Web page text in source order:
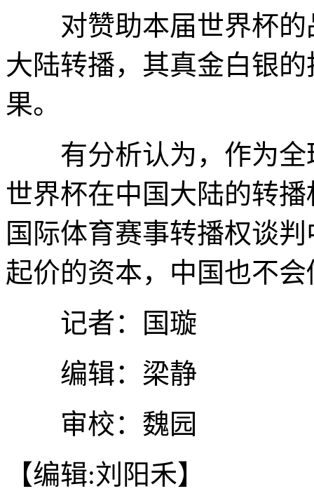
对赞助本届世界杯的
大陆转播，其真金白银
果。
有分析认为，作为全
世界杯在中国大陆的转
国际体育赛事转播权谈
起价的资本，中国也不
记者：国璇
编辑：梁静
审校：魏园
【编辑:刘阳禾】